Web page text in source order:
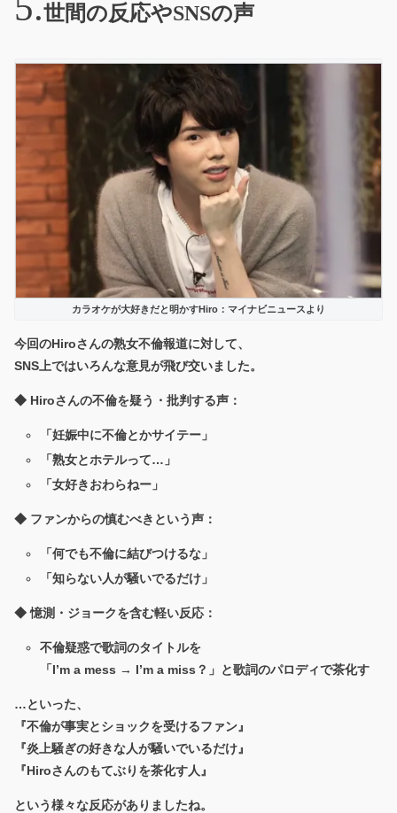
世間の反応やSNSの声
カラオケが大好きだと明かすHiro：マイナビニュースより
今回のHiroさんの熟女不倫報道に対して、
SNS上ではいろんな意見が飛び交いました。
◆ Hiroさんの不倫を疑う・批判する声：
「妊娠中に不倫とかサイテー」
「熟女とホテルって…」
「女好きおわらねー」
◆ ファンからの慎むべきという声：
「何でも不倫に結びつけるな」
「知らない人が騒いでるだけ」
◆憶測・ジョークを含む軽い反応：
不倫疑惑で歌詞のタイトルを
「I’m a mess → I’m a miss？」と歌詞のパロディで茶化す
…といった、
『不倫が事実とショックを受けるファン』
『炎上騒ぎの好きな人が騒いでいるだけ』
『Hiroさんのもてぶりを茶化す人』
という様々な反応がありましたね。